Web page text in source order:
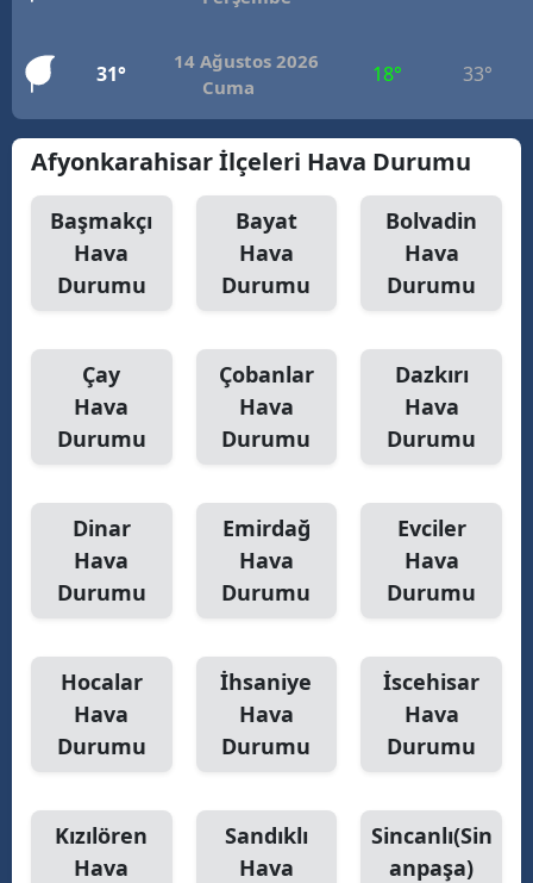
31°
14 Ağustos 2026
Cuma
18° 33°
Afyonkarahisar İlçeleri Hava Durumu
Başmakçı
Hava
Durumu
Bayat
Hava
Durumu
Bolvadin
Hava
Durumu
Çay
Hava
Durumu
Çobanlar
Hava
Durumu
Dazkırı
Hava
Durumu
Dinar
Hava
Durumu
Emirdağ
Hava
Durumu
Evciler
Hava
Durumu
Hocalar
Hava
Durumu
İhsaniye
Hava
Durumu
İscehisar
Hava
Durumu
Kızılören
Hava
Sandıklı
Hava
Sincanlı(Sin
anpaşa)